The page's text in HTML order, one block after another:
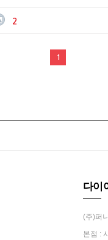
2
1
다이
(주)퍼
본점 :